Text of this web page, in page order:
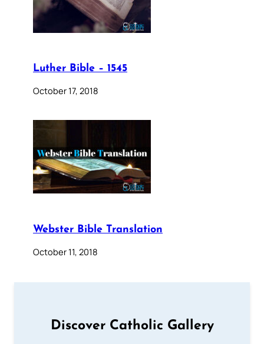
Luther Bible – 1545
October 17, 2018
Webster Bible Translation
October 11, 2018
Discover Catholic Gallery